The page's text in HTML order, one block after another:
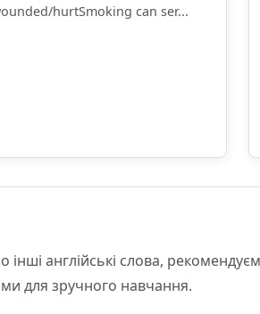
hurtSmoking can ser...
інші англійські слова,
для зручного навчання.